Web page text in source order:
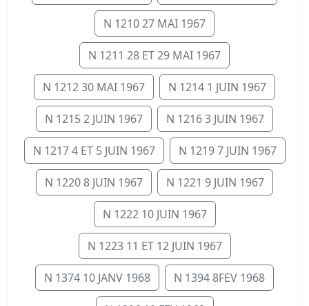
N 1210 27 MAI 1967
N 1211 28 ET 29 MAI 1967
N 1212 30 MAI 1967 N 1214 1 JUIN 1967
N 1215 2 JUIN 1967 N 1216 3 JUIN 1967
N 1217 4 ET 5 JUIN 1967 N 1219 7 JUIN 1967
N 1220 8 JUIN 1967 N 1221 9 JUIN 1967
N 1222 10 JUIN 1967
N 1223 11 ET 12 JUIN 1967
N 1374 10 JANV 1968 N 1394 8FEV 1968